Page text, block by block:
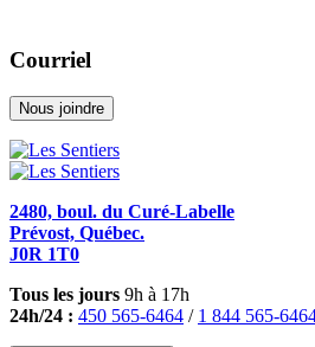
Courriel
Nous joindre
2480, boul. du Curé-Labelle
Prévost, Québec.
J0R 1T0
Tous les jours 9h à 17h
24h/24 : 450 565-6464 / 1 844 565-